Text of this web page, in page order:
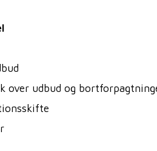
over udbud og